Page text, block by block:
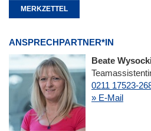
MERKZETTEL
ANSPRECHPARTNER*IN
Beate Wysocki
0211 17523-
» E-Mail